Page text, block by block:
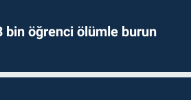
bin öğrenci ölümle burun